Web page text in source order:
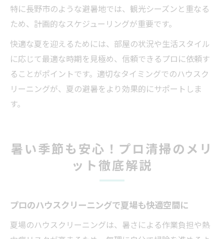
特に長野市のような避暑地では、観光シーズンと重なる
ため、計画的なスケジューリングが重要です。
快適な夏を迎えるためには、部屋の状況や生活スタイル
に応じて最適な時期を見極め、信頼できるプロに依頼す
ることがポイントです。適切なタイミングでのハウスク
リーニングが、夏の避暑をより効果的にサポートしま
す。
暑い季節も安心！プロ清掃のメリ
ット徹底解説
プロのハウスクリーニングで夏場も快適空間に
夏場のハウスクリーニングは、暑さによる作業負担や熱